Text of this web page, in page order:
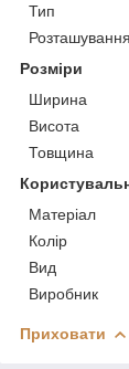
Тип
Розташування
Розміри
Ширина
Висота
Товщина
Матеріал
Колір
Вид
Виробник
Приховати